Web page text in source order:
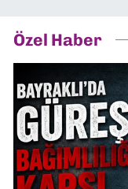
Özel Haber